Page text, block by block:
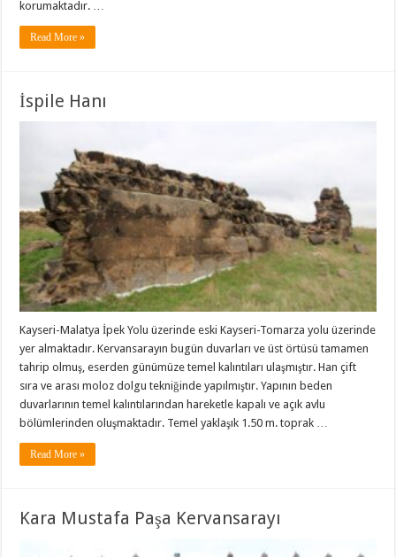
korumaktadır. …
Read More »
İspile Hanı
Kayseri-Malatya İpek Yolu üzerinde eski Kayseri-Tomarza yolu üzerinde
yer almaktadır. Kervansarayın bugün duvarları ve üst örtüsü tamamen
tahrip olmuş, eserden günümüze temel kalıntıları ulaşmıştır. Han çift
sıra ve arası moloz dolgu tekniğinde yapılmıştır. Yapının beden
duvarlarının temel kalıntılarından hareketle kapalı ve açık avlu
bölümlerinden oluşmaktadır. Temel yaklaşık 1.50 m. toprak …
Read More »
Kara Mustafa Paşa Kervansarayı